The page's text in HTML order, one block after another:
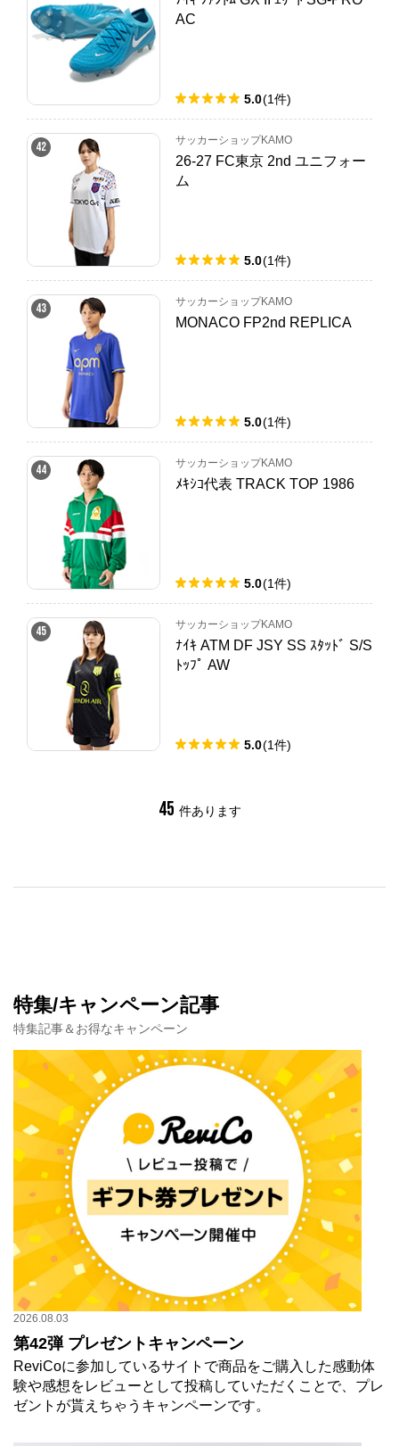
AC
5.0(1件)
42 サッカーショップKAMO
26-27 FC東京 2nd ユニフォー
ム
5.0(1件)
43 サッカーショップKAMO
MONACO FP2nd REPLICA
5.0(1件)
44 サッカーショップKAMO
ﾒｷｼｺ代表 TRACK TOP 1986
5.0(1件)
45 サッカーショップKAMO
ﾅｲｷ ATM DF JSY SS ｽﾀｯﾄﾞ S/S
ﾄｯﾌﾟ AW
5.0(1件)
45 件あります
特集/キャンペーン記事
特集記事＆お得なキャンペーン
2026.08.03
第42弾 プレゼントキャンペーン
ReviCoに参加しているサイトで商品をご購入した感動体
験や感想をレビューとして投稿していただくことで、プレ
ゼントが貰えちゃうキャンペーンです。